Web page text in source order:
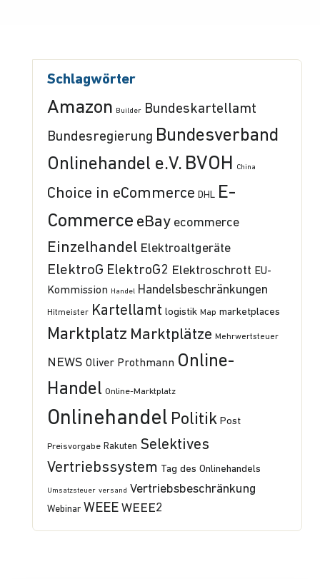
Schlagwörter
Amazon Builder Bundeskartellamt
Bundesregierung Bundesverband
Onlinehandel e.V. BVOH China
Choice in eCommerce DHL E-
Commerce eBay ecommerce
Einzelhandel Elektroaltgeräte
ElektroG ElektroG2 Elektroschrott EU-
Kommission
Handel Handelsbeschränkungen
Hitmeister Kartellamt logistik Map marketplaces
Marktplatz Marktplätze Mehrwertsteuer
NEWS Oliver Prothmann Online-
Handel Online-Marktplatz
Onlinehandel Politik Post
Preisvorgabe Rakuten Selektives
Vertriebssystem Tag des Onlinehandels
Umsatzsteuer versand Vertriebsbeschränkung
Webinar WEEE WEEE2